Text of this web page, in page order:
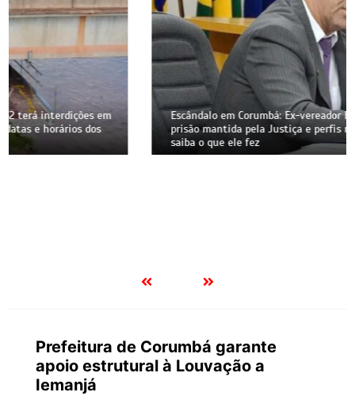
Escândalo em Corumbá: Ex-vereador Buxexa Amaral tem
prisão mantida pela Justiça e perfis na web bloqueados;
saiba o que ele fez
Prefeitura de Corumbá garante
apoio estrutural à Louvação a
Iemanjá